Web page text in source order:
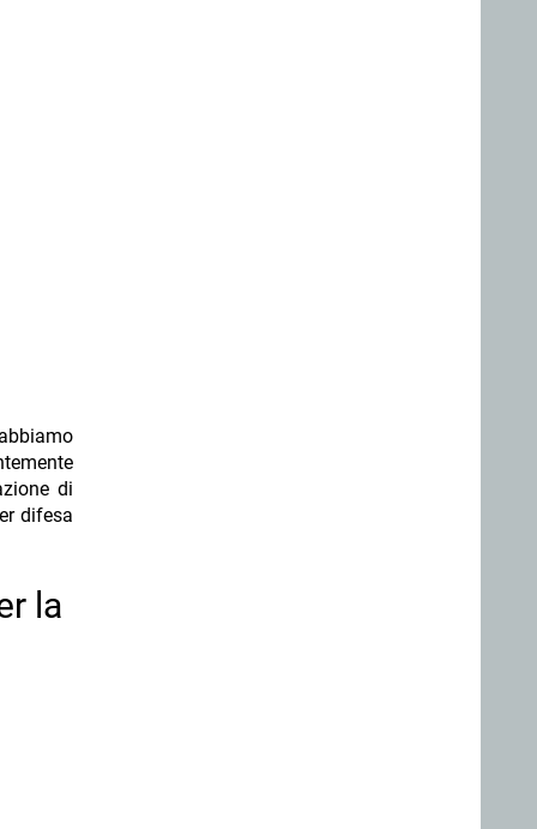
di
difesa
la